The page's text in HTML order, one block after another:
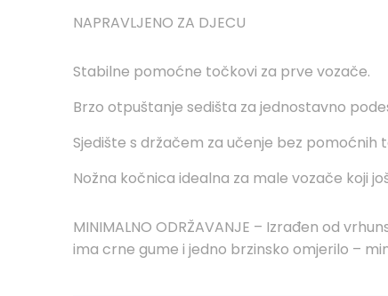
NAPRAVLJENO ZA DJECU
Stabilne pomoćne točkovi za prve vozače.
Brzo otpuštanje sedišta za jednostavno
Sjedište s držačem za učenje bez pomoćnih
Nožna kočnica idealna za male vozače koji
MINIMALNO ODRŽAVANJE – Izrađen od
ima crne gume i jedno brzinsko omjerilo –